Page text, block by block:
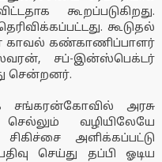
கூறப்படுகிறது.
கூடுதல்
காவல் கண்காணிப்பாளர்
சப்-இன்ஸ்பெக்டர்
சென்றனர்.
சங்கரன்கோவில் அரசு
வழியிலேயே
அளிக்கப்பட்டு
செய்து தப்பி ஓடிய